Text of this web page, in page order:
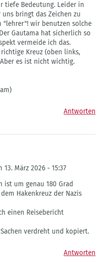
tiefe Bedeutung. Leider in
bringt das Zeichen zu
"lehrer"! wir benutzen solche
Gautama hat sicherlich so
vermeide ich das.
Kreuz (oben links,
es ist nicht wichtig.
Antworten
März 2026 - 15:37
ist um genau 180 Grad
Hakenkreuz der Nazis
einen Reisebericht
verdreht und kopiert.
Antworten